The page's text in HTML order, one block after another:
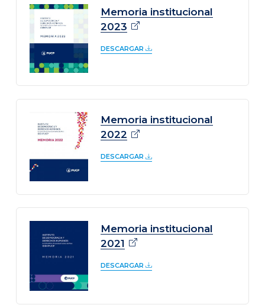
Memoria institucional
2023
DESCARGAR
Memoria institucional
2022
DESCARGAR
Memoria institucional
2021
DESCARGAR